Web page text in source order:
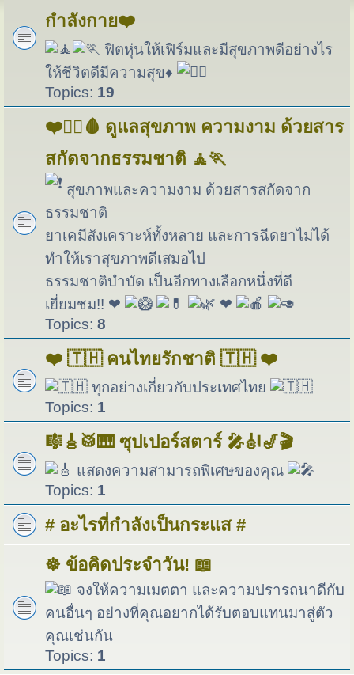
กำลังกาย❤️
ฟิตหุ่นให้เฟิร์มและมีสุขภาพดีอย่างไร
ให้ชีวิตดีมีความสุข♦
Topics: 19
❤️🏋️‍♀️🩸 ดูแลสุขภาพ ความงาม ด้วยสาร
สกัดจากธรรมชาติ 🧘🏃
สุขภาพและความงาม ด้วยสารสกัดจาก
ธรรมชาติ
ยาเคมีสังเคราะห์ทั้งหลาย และการฉีดยาไม่ได้
ทำให้เราสุขภาพดีเสมอไป
ธรรมชาติบำบัด เป็นอีกทางเลือกหนึ่งที่ดี
เยี่ยมชม!! ❤
❤
Topics: 8
❤️ 🇹🇭 คนไทยรักชาติ 🇹🇭 ❤️
ทุกอย่างเกี่ยวกับประเทศไทย
Topics: 1
🎼🎸🥁🎹 ซุปเปอร์สตาร์ 🎤🎻🎷🎬
แสดงความสามารถพิเศษของคุณ
Topics: 1
# อะไรที่กำลังเป็นกระแส #
☸️ ข้อคิดประจำวัน! 📖
จงให้ความเมตตา และความปรารถนาดีกับ
คนอื่นๆ อย่างที่คุณอยากได้รับตอบแทนมาสู่ตัว
คุณเช่นกัน
Topics: 1